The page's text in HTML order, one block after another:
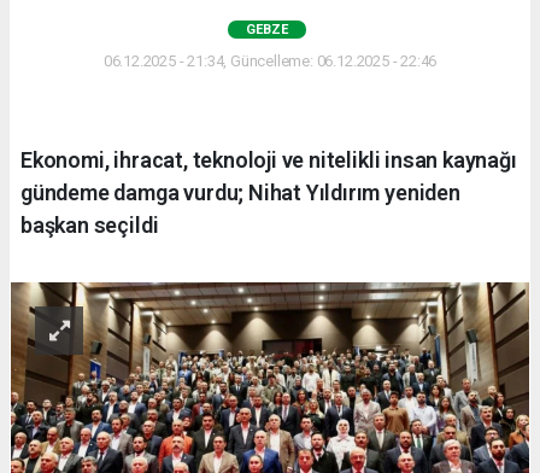
GEBZE
06.12.2025 - 21:34, Güncelleme: 06.12.2025 - 22:46
Ekonomi, ihracat, teknoloji ve nitelikli insan kaynağı
gündeme damga vurdu; Nihat Yıldırım yeniden
başkan seçildi